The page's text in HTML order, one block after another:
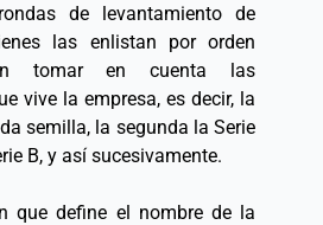
de levantamiento de
las enlistan por orden
tomar en cuenta las
vive la empresa, es decir, la
semilla, la segunda la Serie
B, y así sucesivamente.
que define el nombre de la